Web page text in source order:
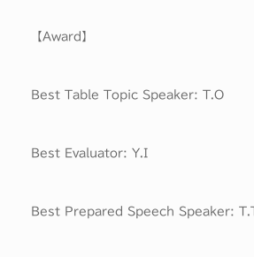
【Award】
Best Table Topic Speaker: T.O
Best Evaluator: Y.I
Best Prepared Speech Speaker: T.T